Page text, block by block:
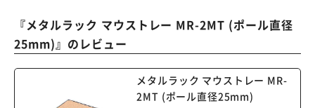
『メタルラック マウストレー MR-2MT (ポール直径
25mm)』のレビュー
メタルラック マウストレー MR-
2MT (ポール直径25mm)